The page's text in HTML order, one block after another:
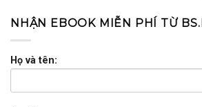
NHẬN EBOOK MIỄN PHÍ TỪ
Họ và tên: